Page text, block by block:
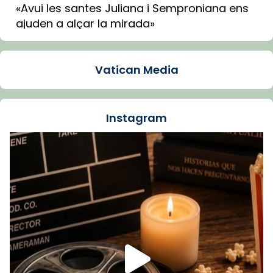
«Avui les santes Juliana i Semproniana ens
ajuden a alçar la mirada»
Mons. Sergi Gordo, bisbe de Tortosa, ha
Santes de Mataró.
🔗tinyurl.com/cvu5jmbk
Foto
View on Facebook Share
Arquebisbat de Barcelonais at Catedral
de Barcelona.
1 week ago
Aquest dilluns, 27 de juliol, ha tingut lloc la
missa d’acció de gràcies en agraïment al
comitè organitzador de la visita apostòlica
Vatican Media
Instagram